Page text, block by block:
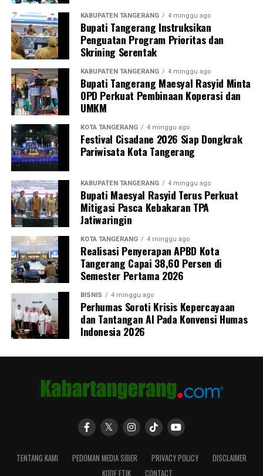
KABUPATEN TANGERANG 4 minggu ago
Bupati Tangerang Instruksikan
Penguatan Program Prioritas dan
Skrining Serentak
KABUPATEN TANGERANG 4 minggu ago
Bupati Tangerang Maesyal Rasyid Minta
OPD Perkuat Pembinaan Koperasi dan
UMKM
KOTA TANGERANG 4 minggu ago
Festival Cisadane 2026 Siap Dongkrak
Pariwisata Kota Tangerang
KABUPATEN TANGERANG 4 minggu ago
Bupati Maesyal Rasyid Terus Perkuat
Mitigasi Pasca Kebakaran TPA
Jatiwaringin
KOTA TANGERANG 4 minggu ago
Realisasi Penyerapan APBD Kota
Tangerang Capai 38,60 Persen di
Semester Pertama 2026
BISNIS 4 minggu ago
Perhumas Soroti Krisis Kepercayaan
dan Tantangan AI Pada Konvensi Humas
Indonesia 2026
TENTANG KAMI PEDOMAN MEDIA SIBER PRIVACY POLICY
DISCLAIMER
KODE ETIK
CONTACT